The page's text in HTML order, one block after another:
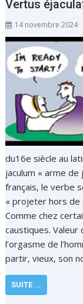
Vertus
14 novembre 2024
du16e siècle au
jaculum « arme de
français, le verbe
« projeter hors de
Comme chez
caustiques.
l’orgasme de
partir, vieux, son
SUITE ...